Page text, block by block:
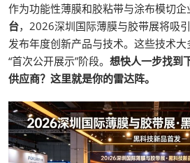
作为功能性薄膜和胶粘带与涂布模切企
台，2026深圳国际薄膜与胶带展将吸引
发布年度创新产品与技术。这些技术大
“首次公开展示”阶段。 想快人一步找到
供应商？这里就是你的雷达阵。